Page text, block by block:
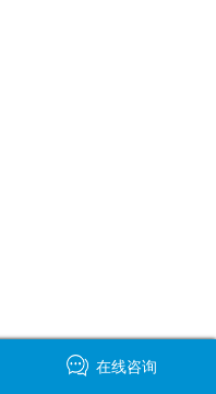
在线咨询